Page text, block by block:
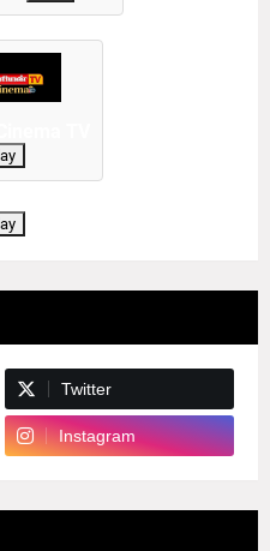
Twitter
Instagram